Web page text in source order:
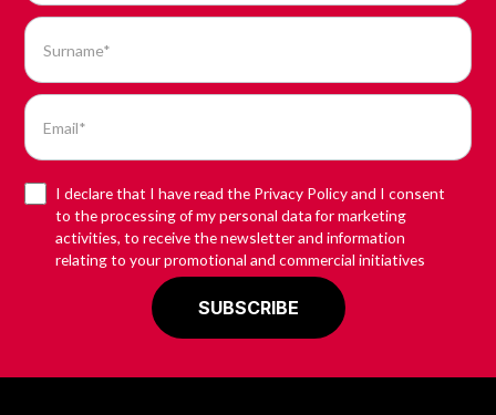
I declare that I have read the Privacy Policy and I consent
to the processing of my personal data for marketing
activities, to receive the newsletter and information
relating to your promotional and commercial initiatives